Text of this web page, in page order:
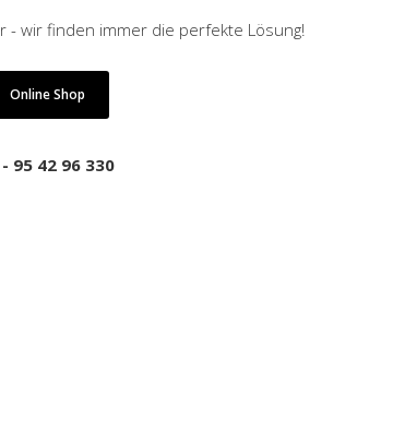
- wir finden immer die perfekte Lösung!
Online Shop
95 42 96 330